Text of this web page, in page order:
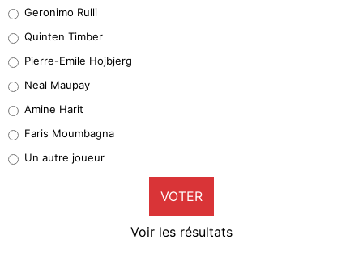
32%
5%
1%
9%
Geronimo Rulli
Quinten Timber
Pierre-Emile Hojbjerg
Neal Maupay
Amine Harit
Faris Moumbagna
Un autre joueur
VOTER
Voir les résultats